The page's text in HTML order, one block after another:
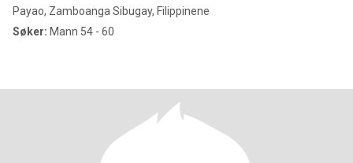
Payao, Zamboanga Sibugay, Filippinene
Søker: Mann 54 - 60